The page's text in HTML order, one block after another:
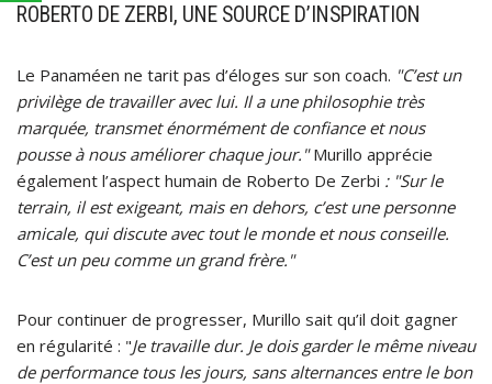
ROBERTO DE ZERBI, UNE SOURCE D’INSPIRATION
Le Panaméen ne tarit pas d’éloges sur son coach. "C’est un
privilège de travailler avec lui. Il a une philosophie très
marquée, transmet énormément de confiance et nous
pousse à nous améliorer chaque jour."Murillo apprécie
également l’aspect humain de Roberto De Zerbi : "Sur le
terrain, il est exigeant, mais en dehors, c’est une personne
amicale, qui discute avec tout le monde et nous conseille.
C’est un peu comme un grand frère."
Pour continuer de progresser, Murillo sait qu’il doit gagner
en régularité : "Je travaille dur. Je dois garder le même niveau
de performance tous les jours, sans alternances entre le bon